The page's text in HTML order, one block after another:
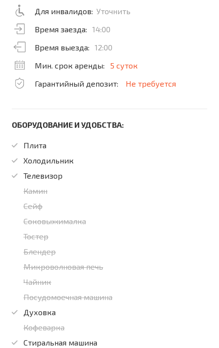
Для инвалидов: Уточнить
Время заезда:
14:00
Время выезда:
12:00
Мин. срок аренды:
5 суток
Гарантийный депозит:
Не требуется
ОБОРУДОВАНИЕ И УДОБСТВА:
Плита
Холодильник
Телевизор
Камин
Сейф
Соковыжималка
Тостер
Блендер
Микроволновая печь
Чайник
Посудомоечная машина
Духовка
Кофеварка
Стиральная машина